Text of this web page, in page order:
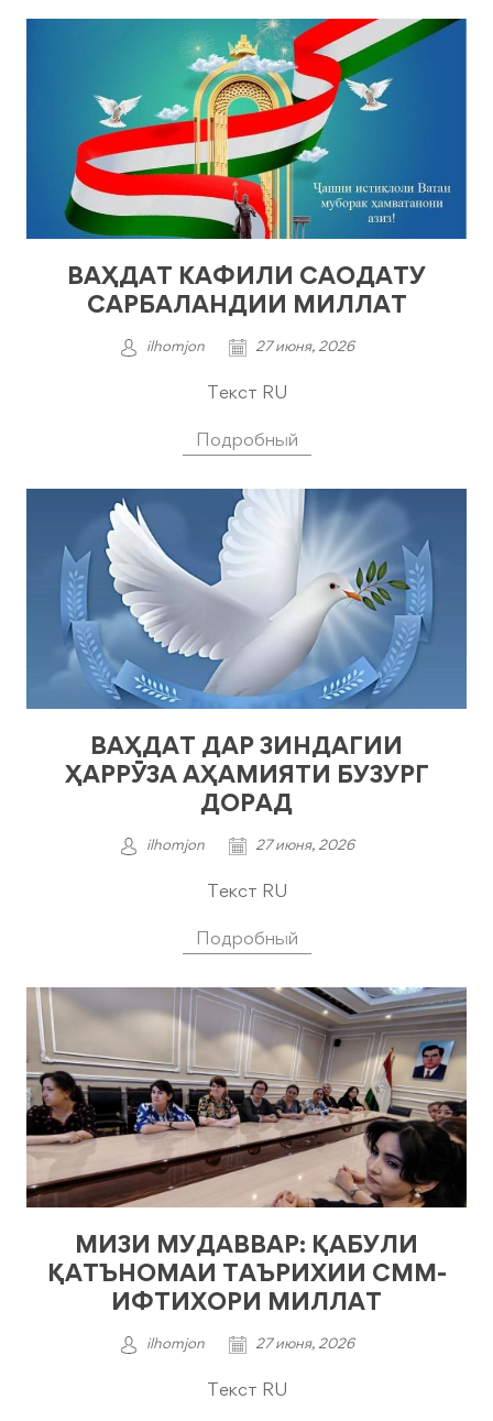
ВАҲДАТ КАФИЛИ САОДАТУ
САРБАЛАНДИИ МИЛЛАТ
ilhomjon 27 июня, 2026
Текст RU
Подробный
ВАҲДАТ ДАР ЗИНДАГИИ
ҲАРРӮЗА АҲАМИЯТИ БУЗУРГ
ДОРАД
ilhomjon 27 июня, 2026
Текст RU
Подробный
МИЗИ МУДАВВАР: ҚАБУЛИ
ҚАТЪНОМАИ ТАЪРИХИИ СММ-
ИФТИХОРИ МИЛЛАТ
ilhomjon 27 июня, 2026
Текст RU